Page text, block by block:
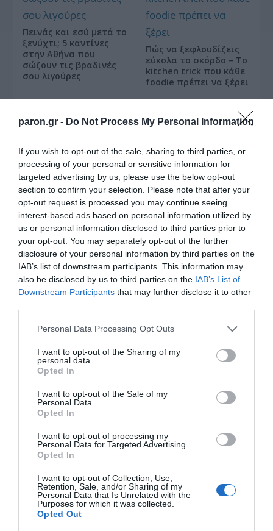
paron.gr - Do Not Process My Personal Information
If you wish to opt-out of the sale, sharing to third parties, or
processing of your personal or sensitive information for
targeted advertising by us, please use the below opt-out
section to confirm your selection. Please note that after your
opt-out request is processed you may continue seeing
interest-based ads based on personal information utilized by
us or personal information disclosed to third parties prior to
your opt-out. You may separately opt-out of the further
disclosure of your personal information by third parties on the
IAB’s list of downstream participants. This information may
also be disclosed by us to third parties on the IAB’s List of
Downstream Participants that may further disclose it to other
Please note that this website/app uses one or more Google
not limited to your visit or usage behaviour. You may click to
grant or deny consent to Google and its third-party tags to
use your data for below specified purposes in below Google
consent section.
Personal Data Processing Opt Outs
I want to opt-out of the Sharing of my
personal data.
Opted In
I want to opt-out of the Sale of my
Personal Data.
Opted In
I want to opt-out of processing my
Personal Data for Targeted Advertising.
Opted In
I want to opt-out of Collection, Use,
Retention, Sale, and/or Sharing of my
Personal Data that Is Unrelated with the
Purposes for which it was collected.
Opted Out
Πεινάς και εσύ μετά το
ξενύχτι; 5 καντίνες
στην Αθήνα που
σώζουν τις βραδινές
σου λιγούρες
Πώς να ξεφλουδίζεις
εύκολα το σκόρδο – Το
kitchen trick που κάθε
foodie πρέπει να ξέρει
Οι «Τυπολογίες» περνούν στην εικόνα, έχοντας
ως πρώτο καλεσμένο στο νέο vidcast τον Παύλο
Μαρινάκη
Τηλεοπτικά
Ψηφιακοί Πόλεμοι και
ένα… Τσουνάμι
Αλλαγών: Η Εβδομάδα
Τράπουλα των
Ελληνικών Media
«Τυπολογίες» στο
YouTube: Ο Δήμος
Βερύκιος ανοίγει τα
ΤΣΟΥΝΑΜΙ ψηφιακής οργής… συμπαρασύρει την
κυβέρνηση